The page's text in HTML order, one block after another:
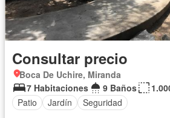
Consultar precio
Boca De Uchire, Miranda
7 Habitaciones
9 Baños
Patio
Jardín Seguridad